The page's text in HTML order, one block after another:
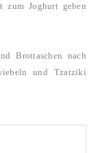
zum Joghurt geben
Brottaschen nach
und Tzatziki